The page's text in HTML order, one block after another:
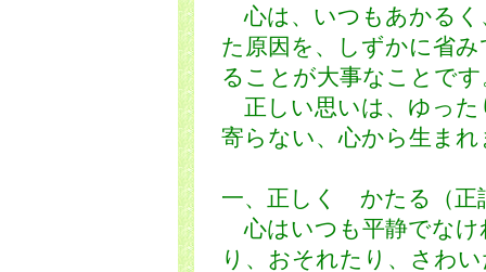
心は、いつもあかるく
た原因を、しずかに省
ることが大事なことです
正しい思いは、ゆった
寄らない、心から生まれ
一、正しく かたる（正
心はいつも平静でなけ
り、おそれたり、さわ